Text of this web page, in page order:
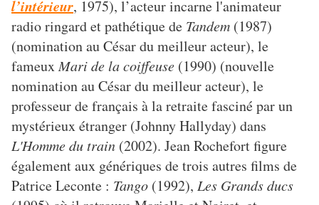
l’intérieur, 1975), l’acteur incarne l'animateur
radio ringard et pathétique de Tandem (1987)
(nomination au César du meilleur acteur), le
fameuxMari de la coiffeuse (1990) (nouvelle
nomination au César du meilleur acteur), le
professeur de français à la retraite fasciné par un
mystérieux étranger (Johnny Hallyday) dans
L'Homme du train (2002). Jean Rochefort figure
également aux génériques de trois autres films de
Patrice Leconte : Tango (1992), Les Grands ducs